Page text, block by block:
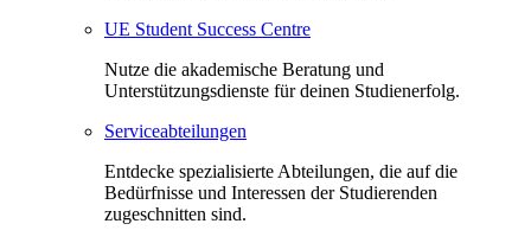
UE Student Success Centre
Nutze die akademische Beratung und
Unterstützungsdienste für deinen Studienerfolg.
Serviceabteilungen
Entdecke spezialisierte Abteilungen, die auf die
Bedürfnisse und Interessen der Studierenden
zugeschnitten sind.